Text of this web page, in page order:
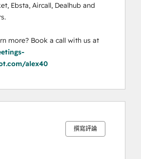
Ebsta, Aircall, Dealhub and
alex40
撰寫評論
成